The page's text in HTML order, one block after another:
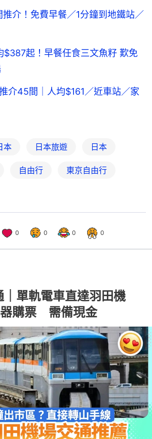
推介！免費早餐／1分鐘到地鐵站／
$387起！早餐任食三文魚籽 歎免
介45間｜人均$161／近車站／家
本 日本旅遊 日本
自由行 東京自由行
0 0 0 0
｜單軌電車直達羽田機
購票 需備現金